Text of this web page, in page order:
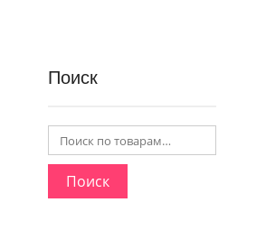
Поиск
Поиск